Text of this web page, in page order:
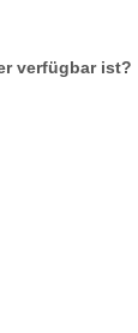
verfügbar ist?